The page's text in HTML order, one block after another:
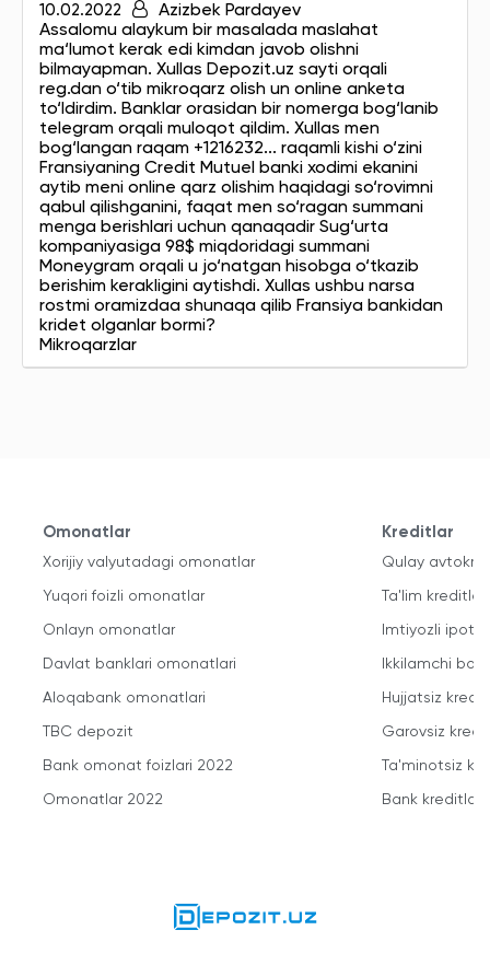
10.02.2022
Azizbek Pardayev
Assalomu alaykum bir masalada maslahat
ma‘lumot kerak edi kimdan javob olishni
bilmayapman. Xullas Depozit.uz sayti orqali
reg.dan o‘tib mikroqarz olish un online anketa
to‘ldirdim. Banklar orasidan bir nomerga bog‘lanib
telegram orqali muloqot qildim. Xullas men
bog‘langan raqam +1216232... raqamli kishi o‘zini
Fransiyaning Credit Mutuel banki xodimi ekanini
aytib meni online qarz olishim haqidagi so‘rovimni
qabul qilishganini, faqat men so‘ragan summani
menga berishlari uchun qanaqadir Sug‘urta
kompaniyasiga 98$ miqdoridagi summani
Moneygram orqali u jo‘natgan hisobga o‘tkazib
berishim kerakligini aytishdi. Xullas ushbu narsa
rostmi oramizdaa shunaqa qilib Fransiya bankidan
kridet olganlar bormi?
Mikroqarzlar
Omonatlar
Xorijiy valyutadagi omonatlar
Yuqori foizli omonatlar
Onlayn omonatlar
Davlat banklari omonatlari
Aloqabank omonatlari
TBC depozit
Bank omonat foizlari 2022
Omonatlar 2022
Kreditlar
Qulay
Ta'lim kreditlari
Imtiyozli
Ikkilamchi
Hujjatsiz
Garovsiz
Ta'minotsiz
Bank kreditlari